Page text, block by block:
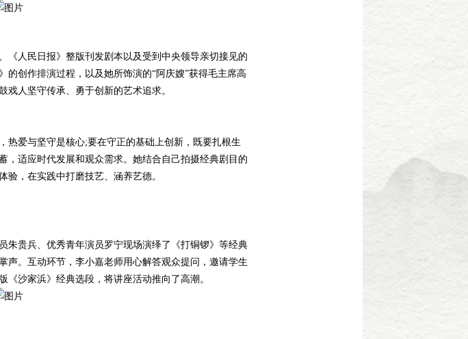
人民日报》整版刊发剧本以及受到中央领导亲切接见的
的创作排演过程，以及她所饰演的“阿庆嫂”获得毛主席高
戏人坚守传承、勇于创新的艺术追求。
爱与坚守是核心;要在守正的基础上创新，既要扎根生
，适应时代发展和观众需求。她结合自己拍摄经典剧目的
，在实践中打磨技艺、涵养艺德。
贵兵、优秀青年演员罗宁现场演绎了《打铜锣》等经典
声。互动环节，李小嘉老师用心解答观众提问，邀请学生
《沙家浜》经典选段，将讲座活动推向了高潮。